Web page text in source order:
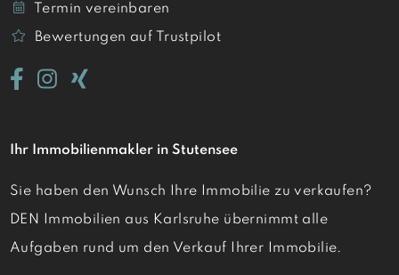
Termin vereinbaren
Bewertungen auf Trustpilot
Ihr Immobilienmakler in Stutensee
Sie haben den Wunsch Ihre Immobilie zu verkaufen?
DEN Immobilien aus Karlsruhe übernimmt alle
Aufgaben rund um den Verkauf Ihrer Immobilie.